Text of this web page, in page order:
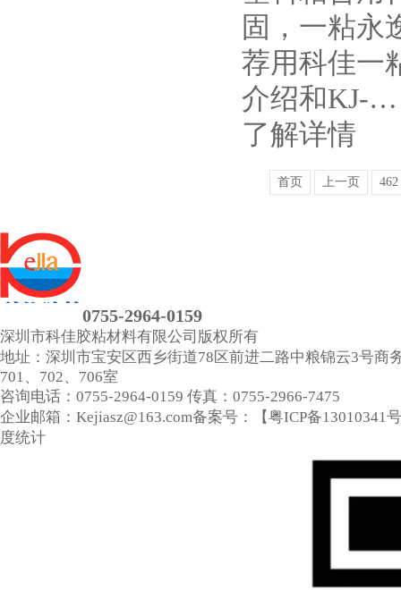
固，一粘永
荐用科佳一
介绍和KJ-…
了解详情
首页 上一页 462
0755-2964-0159
深圳市科佳胶粘材料有限公司 版权所有
地址：深圳市宝安区西乡街道78区前进二路中粮锦云3号商
701、702、706室
咨询电话：0755-2964-0159 传真：0755-2966-7475
企业邮箱：Kejiasz@163.com备案号：【粤ICP备13010341号
度统计